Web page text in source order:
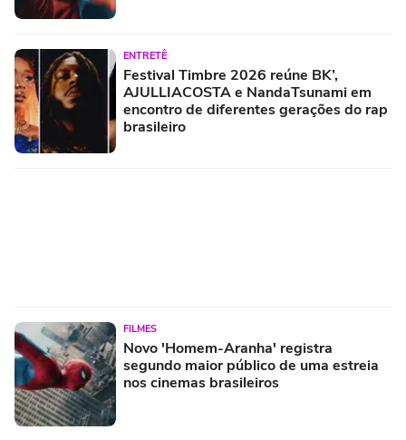
ENTRETÊ
Festival Timbre 2026 reúne BK’,
AJULLIACOSTA e NandaTsunami em
encontro de diferentes gerações do rap
brasileiro
FILMES
Novo 'Homem-Aranha' registra
segundo maior público de uma estreia
nos cinemas brasileiros